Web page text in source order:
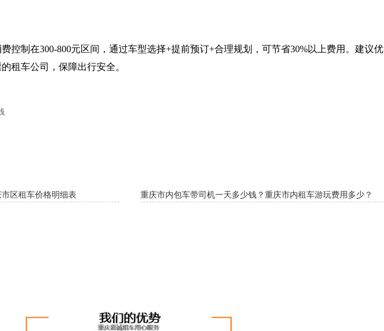
制在300-800元区间，通过车型选择+提前预订+合理规划，可节省30%以上费用。建议优
租车公司，保障出行安全。
区租车价格明细表 重庆市内包车带司机一天多少钱？重庆市内租车游玩费用多少？